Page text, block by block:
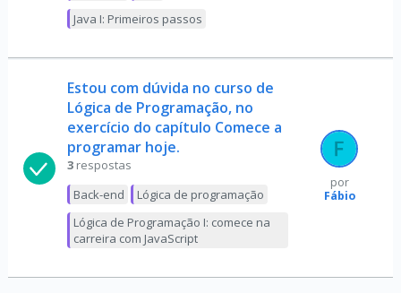
Java I: Primeiros passos
Estou com dúvida no curso de
Lógica de Programação, no
exercício do capítulo Comece a
programar hoje.
3 respostas
Back-end
Lógica de programação
Lógica de Programação I: comece na
carreira com JavaScript
por
Fábio